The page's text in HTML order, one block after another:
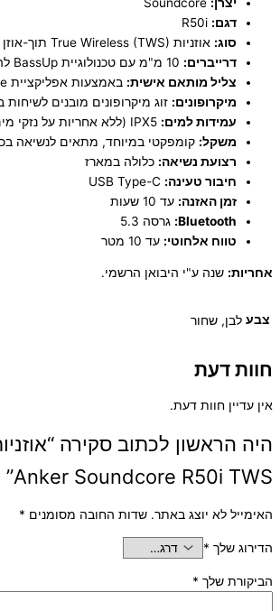
דגם:
סוג: אוזניות True Wireless (TWS) תוך-אוזן
דרייברים:
צליל מותאם אישית: באמצעות אפליקציית Soundcore
מיקרופונים: זוג מיקרופונים מובנים לשיחות
עמידות למים:
משקל: קומפקטי במיוחד, מתאים לנשיאה
רצועת נשיאה: כלולה במארז
חיבור טעינה:
זמן האזנה: עד 10 שעות
Bluetooth: גרסה 5.3
טווח אלחוטי: עד 10 מטר
אחריות: שנה ע"י היבואן הרשמי.
צבע לבן, שחור
חוות דעת
אין עדיין חוות דעת.
היה הראשון לכתוב סקירה
Anker Soundcore R50i TWS”
האימייל לא יוצג באתר. שדות החובה מסומנים *
הדירוג שלך *
הביקורת שלך *